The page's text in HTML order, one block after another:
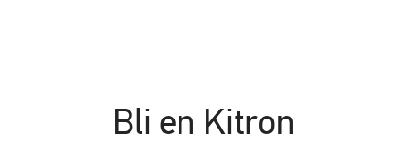
Bli en Kitron